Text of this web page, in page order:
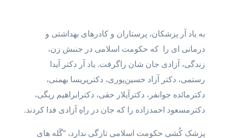
به یاد آر پزشکان، پرستاران و کادرهای بهداشتی و
درمانی ای را که حکومت اسلامی در جنبش زن،
زندگی، آزادی جان شان راگرفت. یاد آر دکتر آیدا
رستمی، دکتر آزاد حسین‌پوری، دکترپریسا بهمنی،
دکترمائده جوانفر، دکترآیلار حقی، دکترابراهیم ریگی،
دکترمسعود احمدزاده را که جان در راهِ آزادی فدا کردند.
پزشک کُشی حکومت اسلامی تازگی ندارد، “گَله های